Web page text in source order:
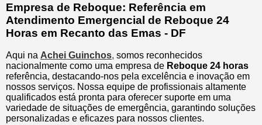
Empresa de Reboque: Referência em
Atendimento Emergencial de Reboque 24
Horas em Recanto das Emas - DF
Aqui na Achei Guinchos, somos reconhecidos
nacionalmente como uma empresa de Reboque 24 horas
referência, destacando-nos pela excelência e inovação em
nossos serviços. Nossa equipe de profissionais altamente
qualificados está pronta para oferecer suporte em uma
variedade de situações de emergência, garantindo soluções
personalizadas e eficazes para nossos clientes.